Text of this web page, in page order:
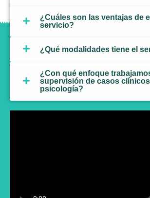
¿Cuáles son las ventajas de
servicio?
¿Qué modalidades tiene el
¿Con qué enfoque
supervisión de casos
psicología?